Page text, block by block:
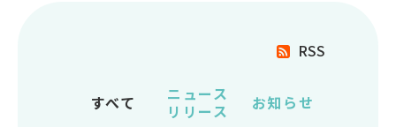
RSS
すべて
ニュース
リリース
お知らせ